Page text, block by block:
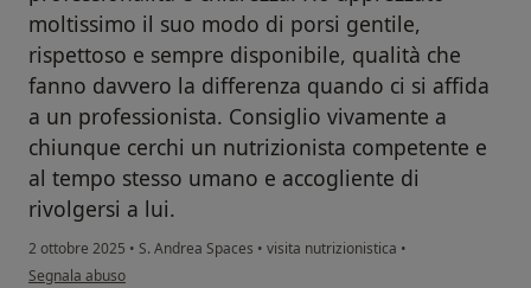
moltissimo il suo modo di porsi gentile,
rispettoso e sempre disponibile, qualità che
fanno davvero la differenza quando ci si affida
a un professionista. Consiglio vivamente a
chiunque cerchi un nutrizionista competente e
al tempo stesso umano e accogliente di
rivolgersi a lui.
2 ottobre 2025 • S. Andrea Spaces • visita nutrizionistica •
secondo l'opinione dell'utente Sharon
Segnala abuso